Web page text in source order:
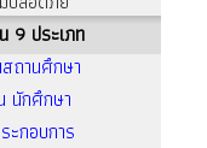
9 ประเภท
ถานศึกษา
นักศึกษา
ะกอบการ